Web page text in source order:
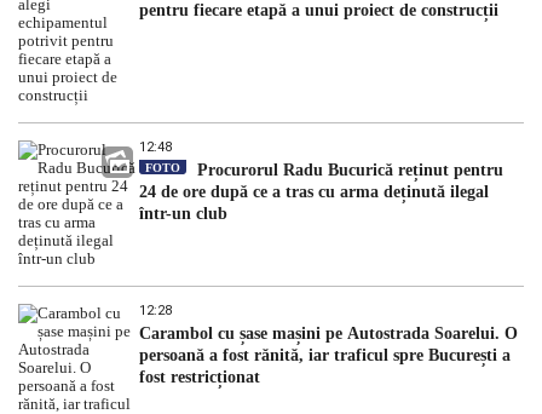
pentru fiecare etapă a unui proiect de construcții
12:48
FOTO
Procurorul Radu Bucurică reținut pentru
24 de ore după ce a tras cu arma deținută ilegal
într-un club
12:28
Carambol cu șase mașini pe Autostrada Soarelui. O
persoană a fost rănită, iar traficul spre București a
fost restricționat